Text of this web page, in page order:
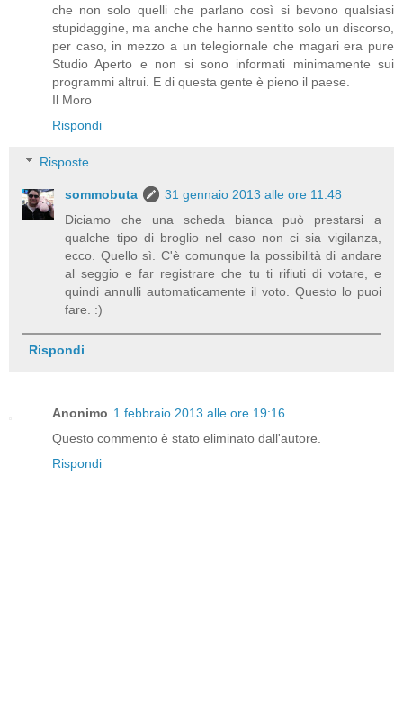
che non solo quelli che parlano così si bevono qualsiasi
stupidaggine, ma anche che hanno sentito solo un discorso,
per caso, in mezzo a un telegiornale che magari era pure
Studio Aperto e non si sono informati minimamente sui
programmi altrui. E di questa gente è pieno il paese.
Il Moro
Rispondi
Risposte
sommobuta
31 gennaio 2013 alle ore 11:48
Diciamo che una scheda bianca può prestarsi a
qualche tipo di broglio nel caso non ci sia vigilanza,
ecco. Quello sì. C'è comunque la possibilità di andare
al seggio e far registrare che tu ti rifiuti di votare, e
quindi annulli automaticamente il voto. Questo lo puoi
fare. :)
Rispondi
Anonimo 1 febbraio 2013 alle ore 19:16
Questo commento è stato eliminato dall'autore.
Rispondi